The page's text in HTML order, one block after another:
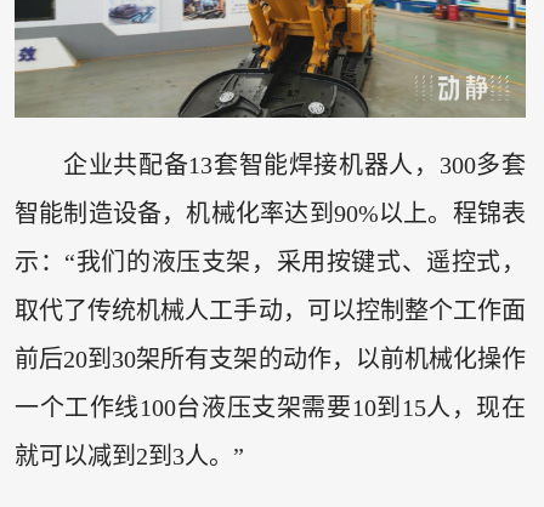
企业共配备13套智能焊接机器人，300多套
智能制造设备，机械化率达到90%以上。程锦表
示：“我们的液压支架，采用按键式、遥控式，
取代了传统机械人工手动，可以控制整个工作面
前后20到30架所有支架的动作，以前机械化操作
一个工作线100台液压支架需要10到15人，现在
就可以减到2到3人。”